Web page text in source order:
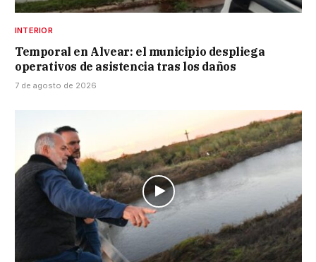
INTERIOR
Temporal en Alvear: el municipio despliega
operativos de asistencia tras los daños
7 de agosto de 2026